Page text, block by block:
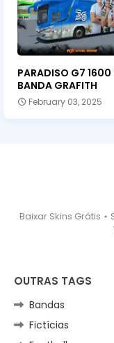
PARADISO G7 1600
BANDA GRAFITH
February 03, 2025
Baixar Skins Grátis ⋆
OUTRAS TAGS
Bandas
Fictícias